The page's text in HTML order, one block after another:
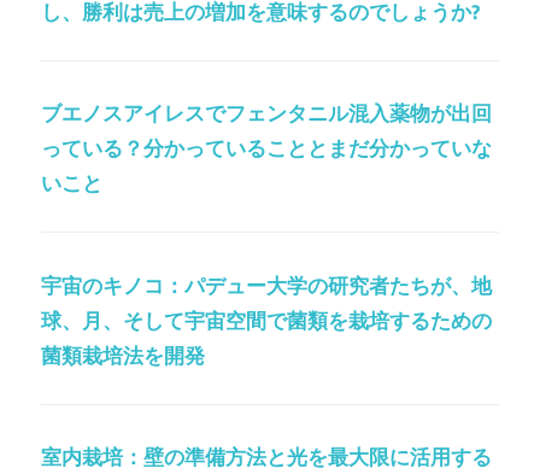
し、勝利は売上の増加を意味するのでしょうか?
ブエノスアイレスでフェンタニル混入薬物が出回
っている？分かっていることとまだ分かっていな
いこと
宇宙のキノコ：パデュー大学の研究者たちが、地
球、月、そして宇宙空間で菌類を栽培するための
菌類栽培法を開発
室内栽培：壁の準備方法と光を最大限に活用する